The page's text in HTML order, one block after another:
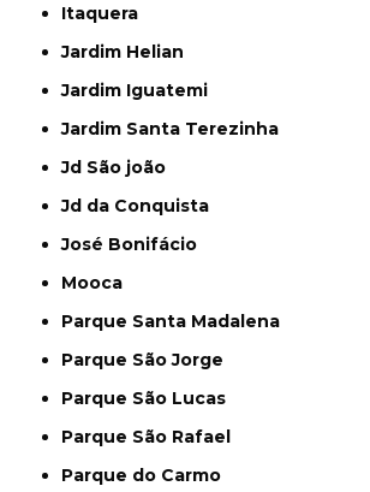
Itaquera
Jardim Helian
Jardim Iguatemi
Jardim Santa Terezinha
Jd São joão
Jd da Conquista
José Bonifácio
Mooca
Parque Santa Madalena
Parque São Jorge
Parque São Lucas
Parque São Rafael
Parque do Carmo